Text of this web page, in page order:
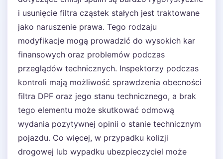
i usunięcie filtra cząstek stałych jest traktowane
jako naruszenie prawa. Tego rodzaju
modyfikacje mogą prowadzić do wysokich kar
finansowych oraz problemów podczas
przeglądów technicznych. Inspektorzy podczas
kontroli mają możliwość sprawdzenia obecności
filtra DPF oraz jego stanu technicznego, a brak
tego elementu może skutkować odmową
wydania pozytywnej opinii o stanie technicznym
pojazdu. Co więcej, w przypadku kolizji
drogowej lub wypadku ubezpieczyciel może